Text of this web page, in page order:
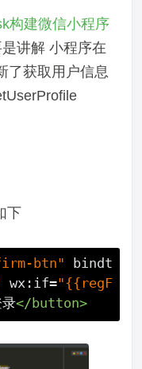
构建微信小程序
讲解 小程序在
了获取用户信息
下
btn"
bindt
wx:if="{{regF
</button>